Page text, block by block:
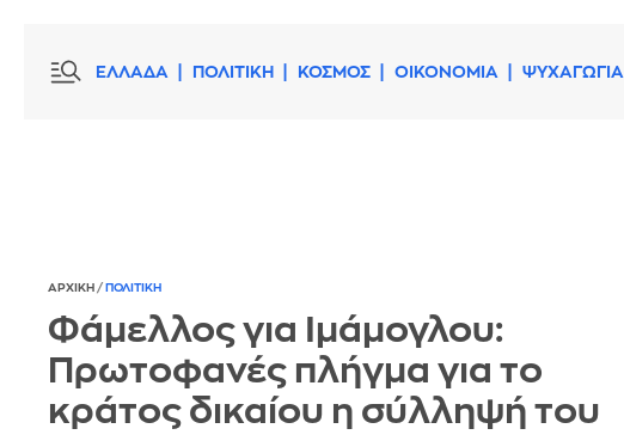
ΕΛΛΑΔΑ ΠΟΛΙΤΙΚΗ ΚΟΣΜΟΣ ΟΙΚΟΝΟΜΙΑ ΨΥΧΑΓΩΓΙΑ
ΑΡΧΙΚΗ / ΠΟΛΙΤΙΚΗ
Φάμελλος για Ιμάμογλου:
Πρωτοφανές πλήγμα για το
κράτος δικαίου η σύλληψή του